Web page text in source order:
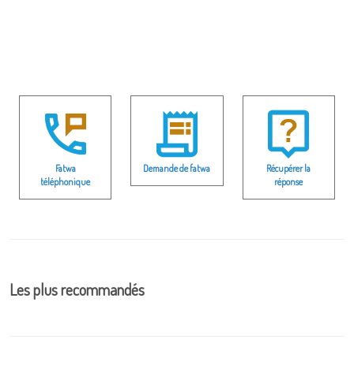
Fatwa
téléphonique
Demande de fatwa
Récupérer la
réponse
Les plus recommandés